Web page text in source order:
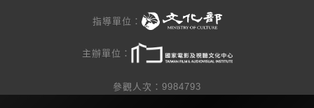
指導單位：
主辦單位：
參觀人次：9984793